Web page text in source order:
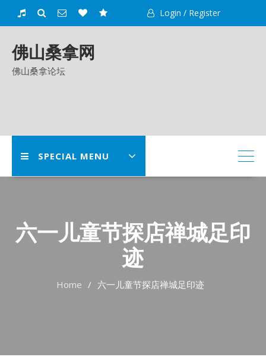
Login / Register
佛山桑拿网
佛山桑拿论坛
SPECIAL MENU
六一儿童节探店禅城足印
迹
Home 六一儿童节探店禅城足印迹